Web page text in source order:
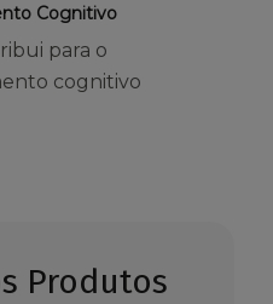
Cognitivo
para o
cognitivo
Produtos